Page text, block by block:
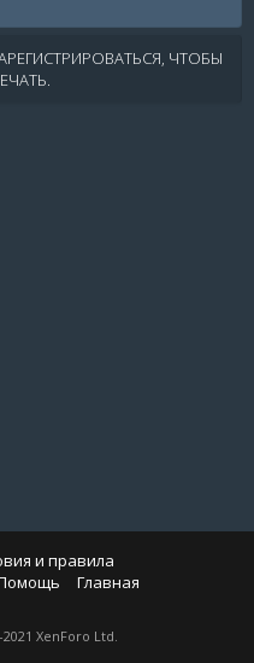
ЧТОБЫ
и правила
Главная
XenForo Ltd.